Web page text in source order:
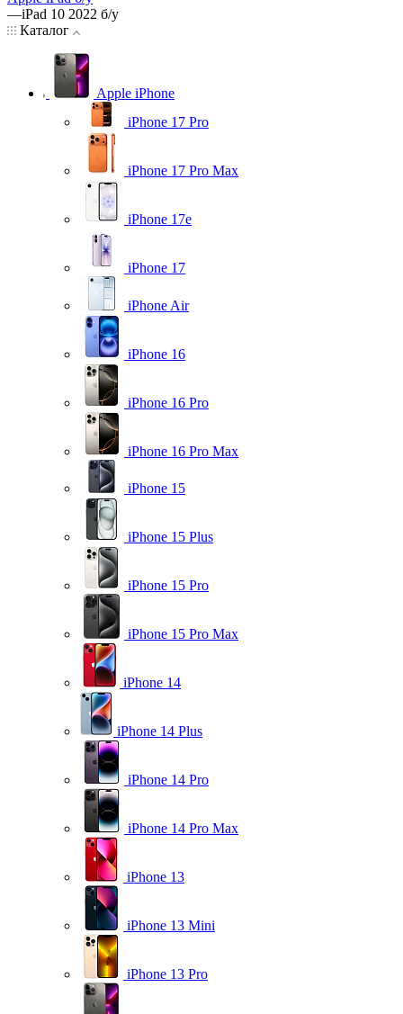
—iPad 10 2022 б/у
Каталог
Apple iPhone
iPhone 17 Pro
iPhone 17 Pro Max
iPhone 17e
iPhone 17
iPhone Air
iPhone 16
iPhone 16 Pro
iPhone 16 Pro Max
iPhone 15
iPhone 15 Plus
iPhone 15 Pro
iPhone 15 Pro Max
iPhone 14
iPhone 14 Plus
iPhone 14 Pro
iPhone 14 Pro Max
iPhone 13
iPhone 13 Mini
iPhone 13 Pro